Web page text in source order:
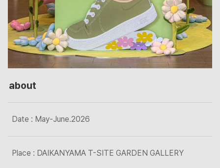
about
Date : May-June.2026
Place : DAIKANYAMA T-SITE GARDEN GALLERY